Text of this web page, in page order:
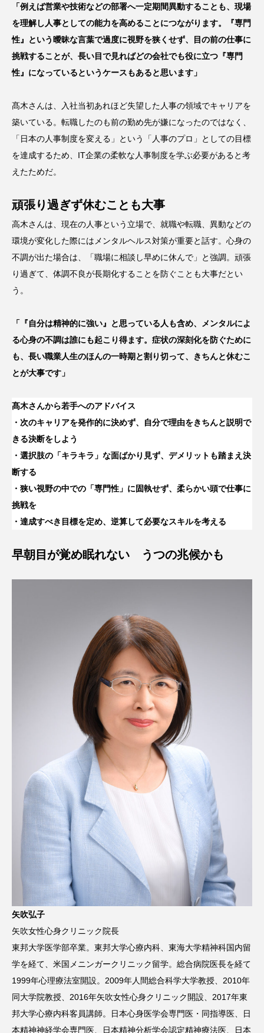
「例えば営業や技術などの部署へ一定期間異動することも、現場
を理解し人事としての能力を高めることにつながります。『専門
性』という曖昧な言葉で過度に視野を狭くせず、目の前の仕事に
挑戦することが、長い目で見ればどの会社でも役に立つ『専門
性』になっているというケースもあると思います」
髙木さんは、入社当初あれほど失望した人事の領域でキャリアを
築いている。転職したのも前の勤め先が嫌になったのではなく、
「日本の人事制度を変える」という「人事のプロ」としての目標
を達成するため、IT企業の柔軟な人事制度を学ぶ必要があると考
えたためだ。
頑張り過ぎず休むことも大事
高木さんは、現在の人事という立場で、就職や転職、異動などの
環境が変化した際にはメンタルヘルス対策が重要と話す。心身の
不調が出た場合は、「職場に相談し早めに休んで」と強調。頑張
り過ぎて、体調不良が長期化することを防ぐことも大事だとい
う。
「『自分は精神的に強い』と思っている人も含め、メンタルによ
る心身の不調は誰にも起こり得ます。症状の深刻化を防ぐために
も、長い職業人生のほんの一時期と割り切って、きちんと休むこ
とが大事です」
髙木さんから若手へのアドバイス
・次のキャリアを発作的に決めず、自分で理由をきちんと説明で
きる決断をしよう
・選択肢の「キラキラ」な面ばかり見ず、デメリットも踏まえ決
断する
・狭い視野の中での「専門性」に固執せず、柔らかい頭で仕事に
挑戦を
・達成すべき目標を定め、逆算して必要なスキルを考える
早朝目が覚め眠れない うつの兆候かも
矢吹弘子
矢吹女性心身クリニック院長
東邦大学医学部卒業。東邦大学心療内科、東海大学精神科国内留
学を経て、米国メニンガークリニック留学。総合病院医長を経て
1999年心理療法室開設。2009年人間総合科学大学教授、2010年
同大学院教授、2016年矢吹女性心身クリニック開設、2017年東
邦大学心療内科客員講師。日本心身医学会専門医・同指導医、日
本精神神経学会専門医、日本精神分析学会認定精神療法医、日本